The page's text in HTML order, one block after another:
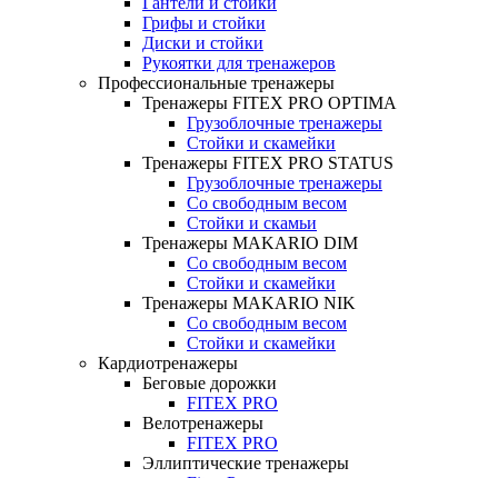
Грифы и стойки
Диски и стойки
Рукоятки для тренажеров
Профессиональные тренажеры
Тренажеры FITEX PRO OPTIMA
Грузоблочные тренажеры
Стойки и скамейки
Тренажеры FITEX PRO STATUS
Грузоблочные тренажеры
Со свободным весом
Стойки и скамьи
Тренажеры MAKARIO DIM
Со свободным весом
Стойки и скамейки
Тренажеры MAKARIO NIK
Со свободным весом
Стойки и скамейки
Кардиотренажеры
Беговые дорожки
FITEX PRO
Велотренажеры
FITEX PRO
Эллиптические тренажеры